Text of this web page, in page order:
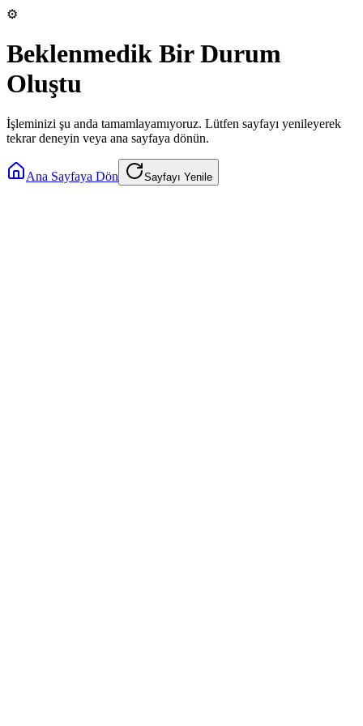
⚙️
Beklenmedik Bir Durum
Oluştu
İşleminizi şu anda tamamlayamıyoruz. Lütfen sayfayı yenileyerek
tekrar deneyin veya ana sayfaya dönün.
Ana Sayfaya Dön Sayfayı Yenile